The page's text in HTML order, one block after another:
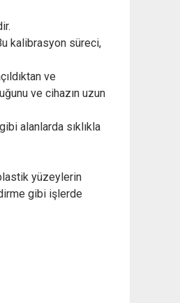
kalibrasyon süreci,
ve
ve cihazın uzun
alanlarda sıklıkla
yüzeylerin
gibi işlerde